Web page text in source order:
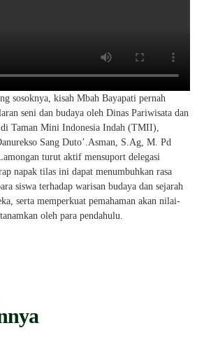
sosoknya, kisah Mbah Bayapati pernah
seni dan budaya oleh Dinas Pariwisata dan
di Taman Mini Indonesia Indah (TMII),
Sang Duto’.Asman, S.Ag, M. Pd
turut aktif mensuport delegasi
napak tilas ini dapat menumbuhkan rasa
siswa terhadap warisan budaya dan sejarah
serta memperkuat pemahaman akan nilai-
oleh para pendahulu.